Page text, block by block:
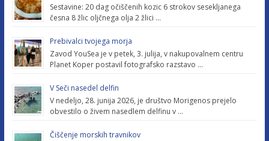
Sestavine: 20 dag očiščenih kozic 6 strokov sesekljanega
česna 8 žlic oljčnega olja 2 žlici …
Prebivalci tvojega morja
Zavod YouSea je v petek, 3. julija, v nakupovalnem centru
Planet Koper postavil fotografsko razstavo …
V Seči nasedel delfin
V nedeljo, 28. junija 2026, je društvo Morigenos prejelo
obvestilo o živem nasedlem delfinu v …
Čiščenje morskih travnikov